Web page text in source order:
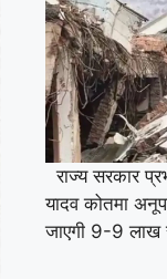
राज्य सरकार
यादव कोतमा
जाएगी 9-9 लाख